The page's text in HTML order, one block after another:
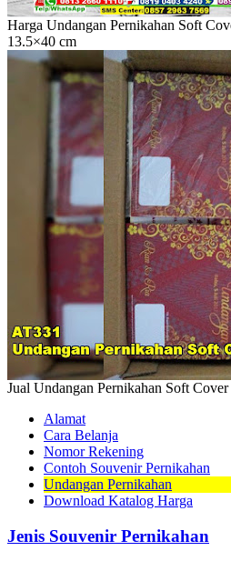
Harga Undangan Pernikahan Soft
13.5×40 cm
Jual Undangan Pernikahan Soft
Alamat
Cara Belanja
Nomor Rekening
Contoh Souvenir Pernikahan
Undangan Pernikahan
Download Katalog Harga
Jenis Souvenir Pernikahan